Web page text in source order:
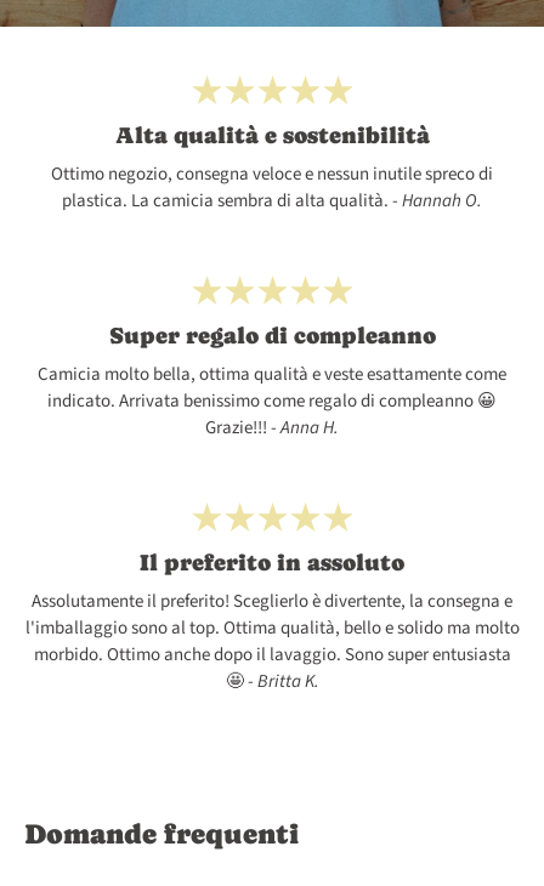
Alta qualità e sostenibilità
Ottimo negozio, consegna veloce e nessun inutile spreco di
plastica. La camicia sembra di alta qualità. -Hannah O.
Super regalo di compleanno
Camicia molto bella, ottima qualità e veste esattamente come
indicato. Arrivata benissimo come regalo di compleanno 😀
Grazie!!! -Anna H.
Il preferito in assoluto
Assolutamente il preferito! Sceglierlo è divertente, la consegna e
l'imballaggio sono al top. Ottima qualità, bello e solido ma molto
morbido. Ottimo anche dopo il lavaggio. Sono super entusiasta
🤩 -Britta K.
Domande frequenti